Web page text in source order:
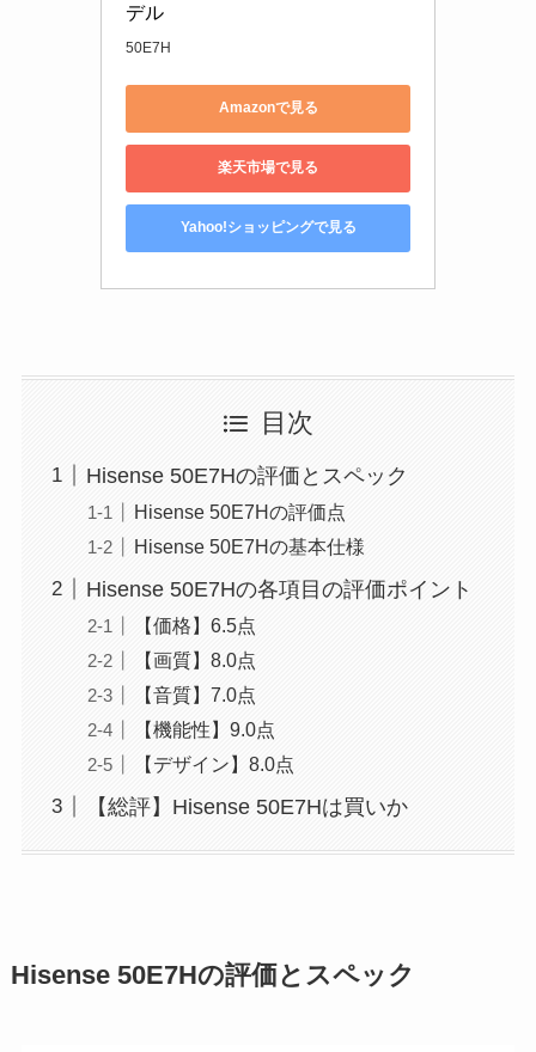
デル
50E7H
Amazonで見る
楽天市場で見る
Yahoo!ショッピングで見る
目次
Hisense 50E7Hの評価とスペック
Hisense 50E7Hの評価点
Hisense 50E7Hの基本仕様
Hisense 50E7Hの各項目の評価ポイント
【価格】6.5点
【画質】8.0点
【音質】7.0点
【機能性】9.0点
【デザイン】8.0点
【総評】Hisense 50E7Hは買いか
Hisense 50E7Hの評価とスペック